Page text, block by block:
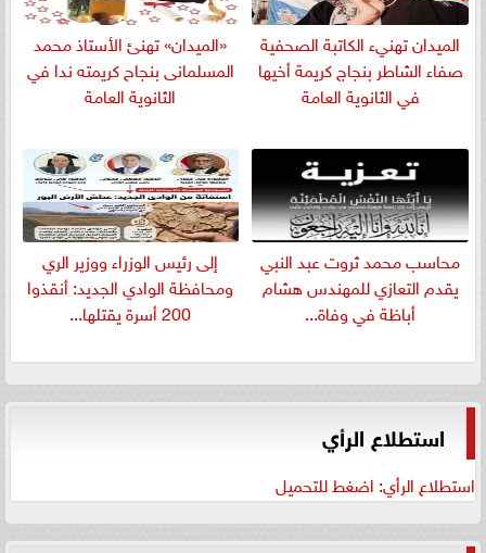
الميدان تهنيء الكاتبة الصحفية
صفاء الشاطر بنجاج كريمة أخيها
في الثانوية العامة
«الميدان» تهنئ الأستاذ محمد
المسلمانى بنجاح كريمته ندا في
الثانوية العامة
​محاسب محمد ثروت عبد النبي
يقدم التعازي للمهندس هشام
أباظة في وفاة...
إلى رئيس الوزراء ووزير الري
ومحافظة الوادي الجديد: أنقذوا
200 أسرة يقتلها...
استطلاع الرأي
استطلاع الرأي: اضغط للتحميل